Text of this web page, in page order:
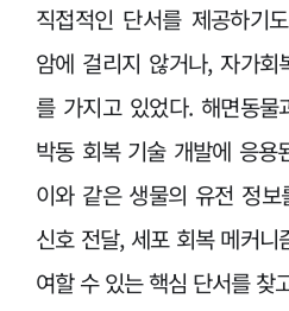
직접적인 단서를 제공하기
암에 걸리지 않거나, 자가
를 가지고 있었다. 해면동
박동 회복 기술 개발에 응용
이와 같은 생물의 유전 정
신호 전달, 세포 회복 메커
여할 수 있는 핵심 단서를 찾